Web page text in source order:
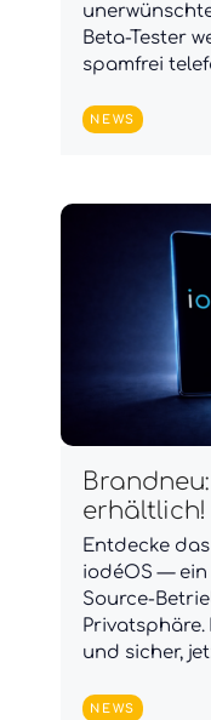
Beta-Tester
spamfrei
NEWS
erhältlich!
Entdecke
iodéOS — ein
Source-
und sicher,
NEWS